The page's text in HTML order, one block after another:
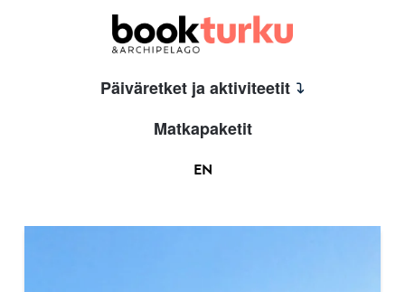
Päiväretket ja aktiviteetit
Matkapaketit
EN